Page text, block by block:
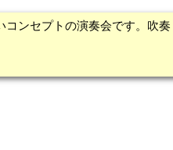
コンセプトの演奏会です。吹奏